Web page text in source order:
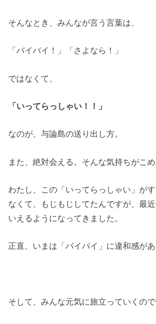
そんなとき、みんなが言う言葉は、
「バイバイ！」「さよなら！」
ではなくて、
「いってらっしゃい！！」
なのが、与論島の送り出し方。
また、絶対会える。そんな気持ちがこめ
わたし、この「いってらっしゃい」が
なくて、もじもじしてたんですが、最
いえるようになってきました。
正直、いまは「バイバイ」に違和感があ
そして、みんな元気に旅立っていくので